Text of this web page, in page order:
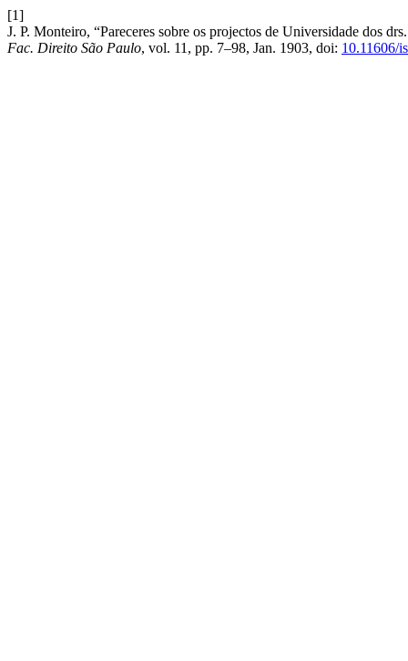
[1]
J. P. Monteiro, “Pareceres sobre os projectos de Universidade dos
Fac. Direito São Paulo, vol. 11, pp. 7–98, Jan. 1903, doi: 10.11606/